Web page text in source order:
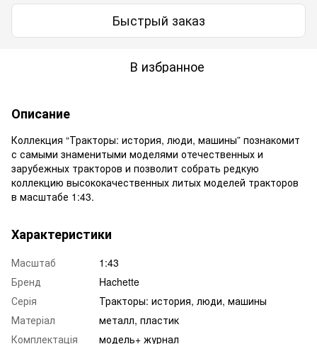
Быстрый заказ
В избранное
Описание
Коллекция “Тракторы: история, люди, машины” познакомит
с самыми знаменитыми моделями отечественных и
зарубежных тракторов и позволит собрать редкую
коллекцию высококачественных литых моделей тракторов
в масштабе 1:43.
Характеристики
Масштаб
1:43
Бренд
Hachette
Серія
Тракторы: история, люди, машины
Матеріал
металл, пластик
Комплектація
модель+ журнал